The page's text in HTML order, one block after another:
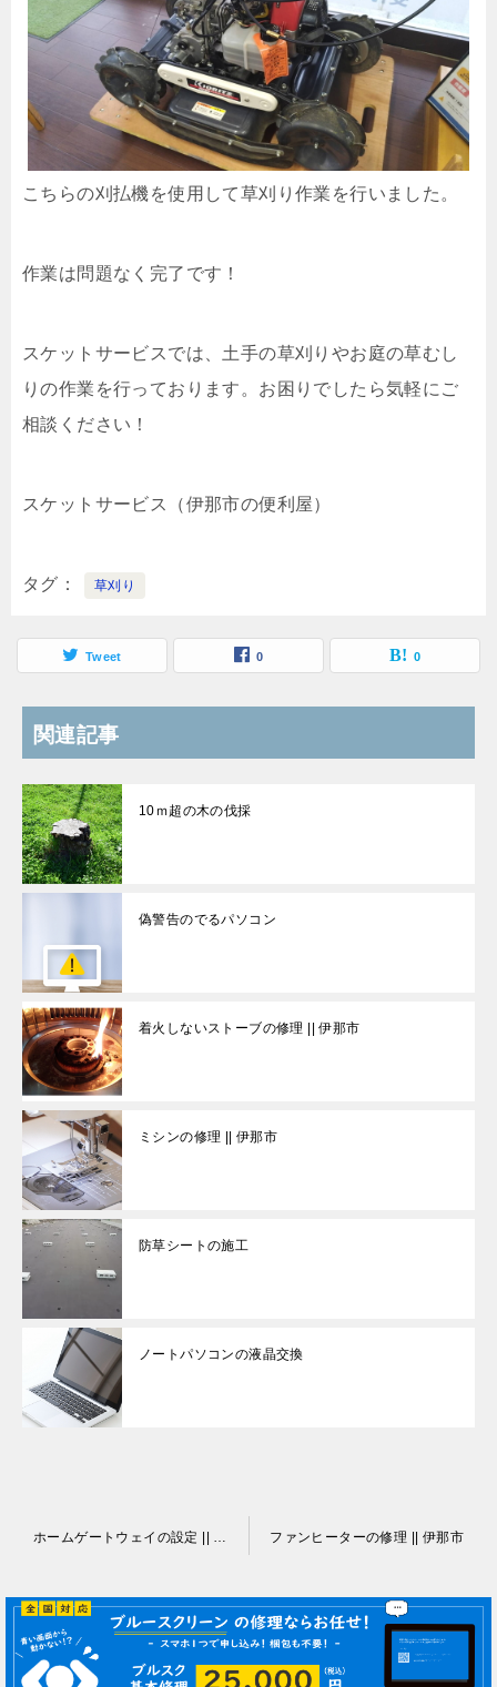
こちらの刈払機を使用して草刈り作業を行いました。
作業は問題なく完了です！
スケットサービスでは、土手の草刈りやお庭の草むし
りの作業を行っております。お困りでしたら気軽にご
相談ください！
スケットサービス（伊那市の便利屋）
タグ 草刈り
Tweet 0 0
関連記事
10ｍ超の木の伐採
偽警告のでるパソコン
着火しないストーブの修理 || 伊那市
ミシンの修理 || 伊那市
防草シートの施工
ノートパソコンの液晶交換
ナ
ビ
ゲ
ホームゲートウェイの設定 || 伊那市 ファンヒーターの修理 || 伊那市